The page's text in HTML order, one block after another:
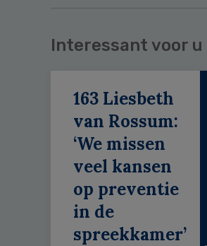
Interessant voor u
163 Liesbeth
van Rossum:
‘We missen
veel kansen
op preventie
in de
spreekkamer’